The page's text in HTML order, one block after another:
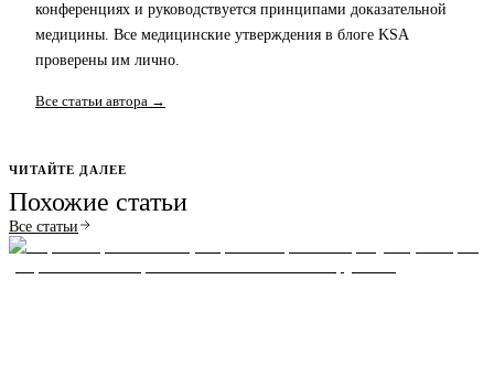
конференциях и руководствуется принципами доказательной
медицины. Все медицинские утверждения в блоге KSA
проверены им лично.
Все статьи автора →
ЧИТАЙТЕ ДАЛЕЕ
Похожие статьи
Все статьи